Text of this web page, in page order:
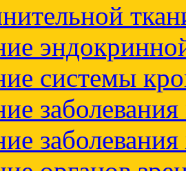
системы